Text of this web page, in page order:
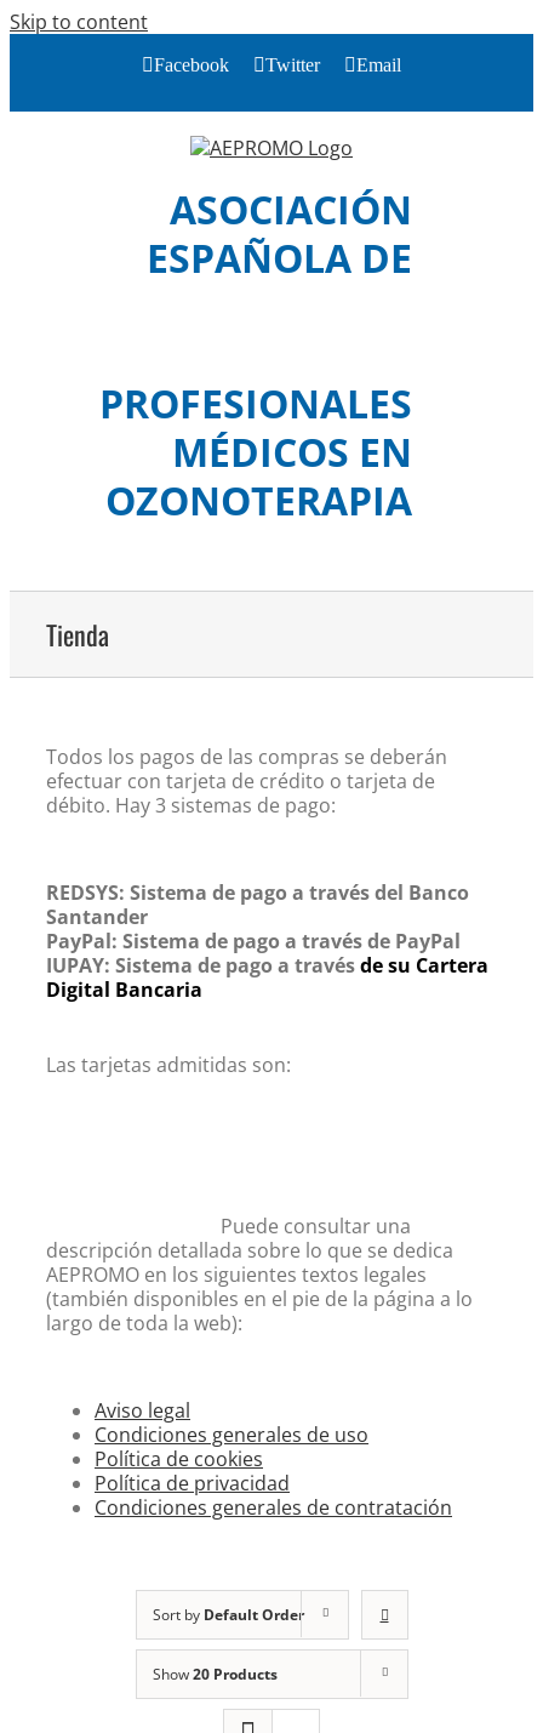
Skip to content
Facebook Twitter Email
ASOCIACIÓN
ESPAÑOLA DE
PROFESIONALES
MÉDICOS EN
OZONOTERAPIA
Tienda
Todos los pagos de las compras se deberán
efectuar con tarjeta de crédito o tarjeta de
débito. Hay 3 sistemas de pago:
REDSYS: Sistema de pago a través del Banco
Santander
PayPal: Sistema de pago a través de PayPal
IUPAY: Sistema de pago a travésde su Cartera
Digital Bancaria
Las tarjetas admitidas son:
Puede consultar una
descripción detallada sobre lo que se dedica
AEPROMO en los siguientes textos legales
(también disponibles en el pie de la página a lo
largo de toda la web):
Aviso legal
Condiciones generales de uso
Política de cookies
Política de privacidad
Condiciones generales de contratación
Sort by Default Order
Show20 Products